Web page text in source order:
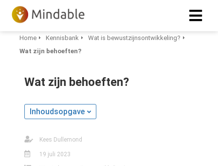
Home Kennisbank
Wat is bewustzijnsontwikkeling?
Wat zijn behoeften?
Wat zijn behoeften?
Inhoudsopgave
Kees Dullemond
19 juli 2023